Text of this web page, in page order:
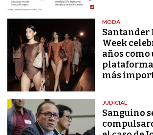
MODA
Santander
Week
años como
más
JUDICIAL
Sanguino